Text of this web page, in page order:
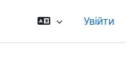
Увійти